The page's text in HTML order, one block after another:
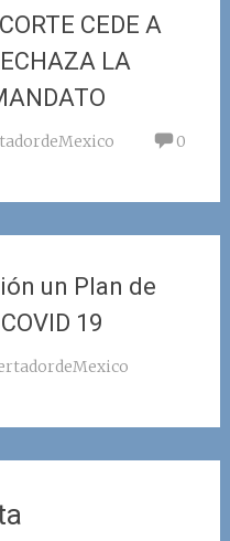
CEDE A
LA
0
un Plan de
19